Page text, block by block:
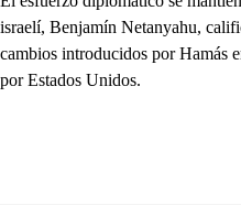
israelí, Benjamín Netanyahu,
cambios introducidos por Hamás
por Estados Unidos.